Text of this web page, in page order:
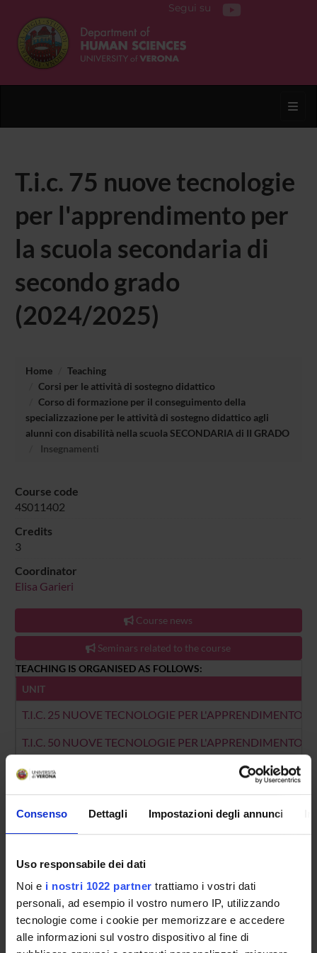
Consenso Dettagli Impostazioni degli annunci
Uso responsabile dei dati
Noi e i nostri 1022 partner trattiamo i vostri dati
personali, ad esempio il vostro numero IP, utilizzando
tecnologie come i cookie per memorizzare e accedere
alle informazioni sul vostro dispositivo al fine di
Segui su
T.i.c. 75 nuove tecnologie
per l'apprendimento per
la scuola secondaria di
secondo grado
(2024/2025)
Home
Teaching
Corsi per le attività di sostegno didattico
Corso di formazione per il conseguimento della
specializzazione per le attività di sostegno didattico agli
alunni con disabilità nella scuola SECONDARIA di II GRADO
Insegnamenti
Course code
4S011402
Credits
3
Coordinator
Elisa Garieri
Course news
Seminars related to the course
TEACHING IS ORGANISED AS FOLLOWS:
UNIT
T.I.C. 25 NUOVE TECNOLOGIE PER L'APPRENDIMENTO:
T.I.C. 50 NUOVE TECNOLOGIE PER
Overview
Enrolment Policy
Lesson timetable
Degree Programme
Exam calendar
Notices